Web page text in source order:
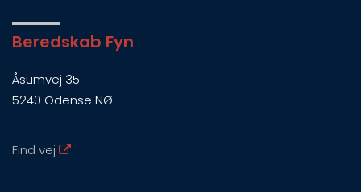
Beredskab Fyn
Åsumvej 35
5240 Odense NØ
Find vej